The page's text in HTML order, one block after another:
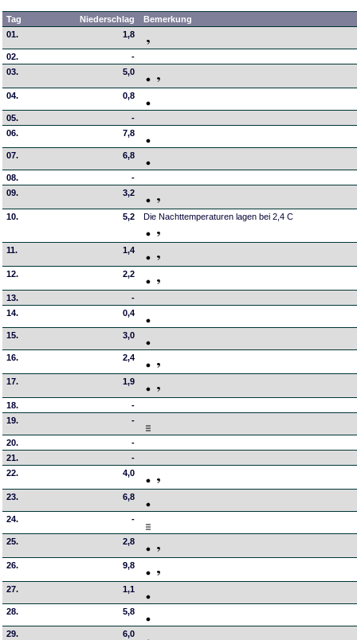
Tag Niederschlag
Bemerkung
01.
1,8
02.
-
03.
5,0
04. 0,8
05.
-
06.
7,8
07. 6,8
08.
-
09.
3,2
10. 5,2 Die Nachttemperaturen lagen bei 2,4 C
11. 1,4
12. 2,2
13.
-
14.
0,4
15. 3,0
16. 2,4
17. 1,9
18.
-
19.
-
20.
-
21.
-
22.
4,0
23. 6,8
24. -
25. 2,8
26. 9,8
27. 1,1
28. 5,8
29. 6,0